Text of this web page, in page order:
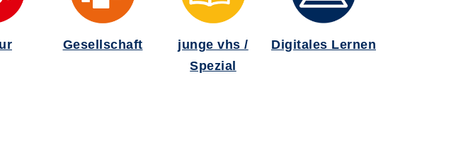
Gesellschaft
junge vhs /
Spezial
Digitales Lernen